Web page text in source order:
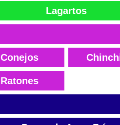
Lagartos
Conejos
Ratones